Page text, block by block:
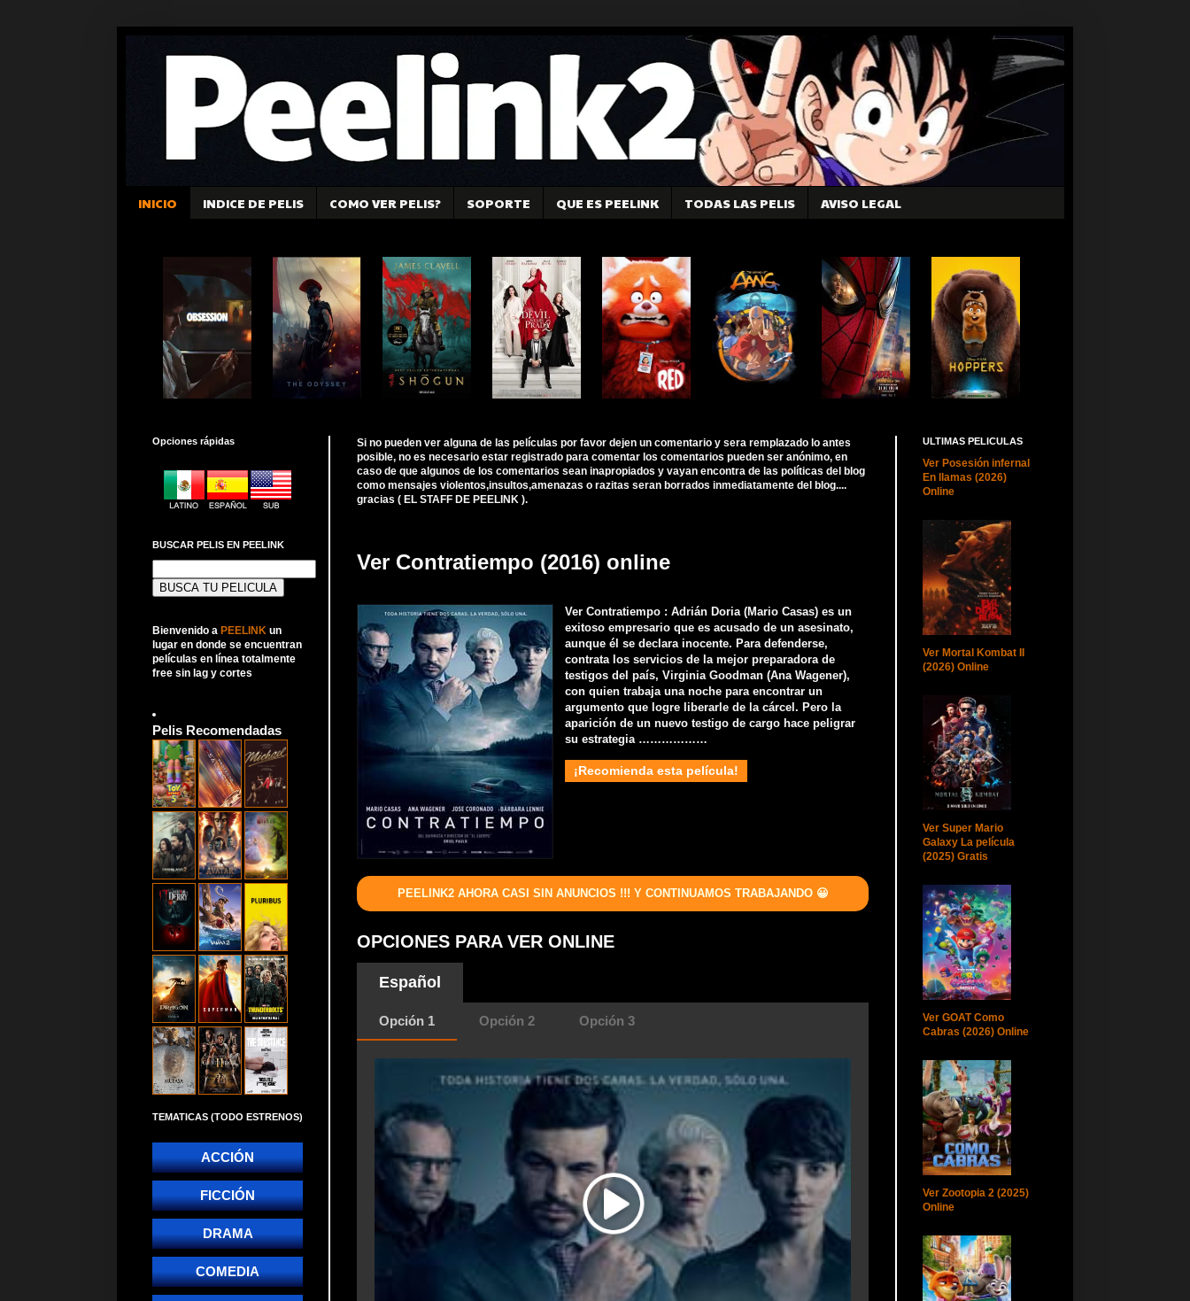
INICIO INDICE DE PELIS COMO VER PELIS? SOPORTE QUE ES PEELINK TODAS LAS PELIS AVISO LEGAL
Si no pueden ver alguna de las películas por favor dejen un comentario y sera remplazado lo antes
posible, no es necesario estar registrado para comentar los comentarios pueden ser anónimo, en
caso de que algunos de los comentarios sean inapropiados y vayan encontra de las políticas del blog
como mensajes violentos,insultos,amenazas o razitas seran borrados inmediatamente del blog....
gracias ( EL STAFF DE PEELINK ).
Ver Contratiempo (2016) online
Ver Contratiempo : Adrián Doria (Mario Casas) es un
exitoso empresario que es acusado de un asesinato,
aunque él se declara inocente. Para defenderse,
contrata los servicios de la mejor preparadora de
testigos del país, Virginia Goodman (Ana Wagener),
con quien trabaja una noche para encontrar un
argumento que logre liberarle de la cárcel. Pero la
aparición de un nuevo testigo de cargo hace peligrar
su estrategia ………………
¡Recomienda esta película!
PEELINK2 AHORA CASI SIN ANUNCIOS !!! Y CONTINUAMOS TRABAJANDO 😀
OPCIONES PARA VER ONLINE
Español
Opción 1 Opción 2 Opción 3
Opciones rápidas
BUSCAR PELIS EN PEELINK
Bienvenido a PEELINK un
lugar en donde se encuentran
películas en línea totalmente
free sin lag y cortes
Pelis Recomendadas
TEMATICAS (TODO ESTRENOS)
ACCIÓN
FICCIÓN
DRAMA
COMEDIA
ULTIMAS PELICULAS
Ver Posesión infernal
En llamas (2026)
Online
Ver Mortal Kombat II
(2026) Online
Ver Super Mario
Galaxy La película
(2025) Gratis
Ver GOAT Como
Cabras (2026) Online
Ver Zootopia 2 (2025)
Online